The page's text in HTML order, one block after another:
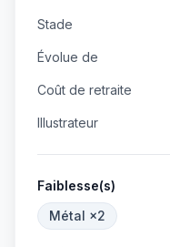
Stade
Évolue de
Coût de retraite
Illustrateur
Faiblesse(s)
Métal ×2